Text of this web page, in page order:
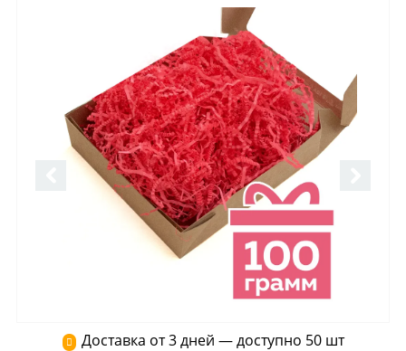
Доставка от 3 дней — доступно 50 шт